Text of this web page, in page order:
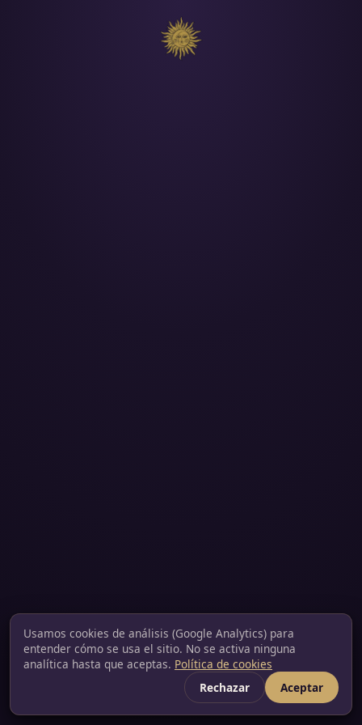
Usamos cookies de análisis (Google Analytics) para
entender cómo se usa el sitio. No se activa ninguna
analítica hasta que aceptas. Política de cookies
Rechazar
Aceptar